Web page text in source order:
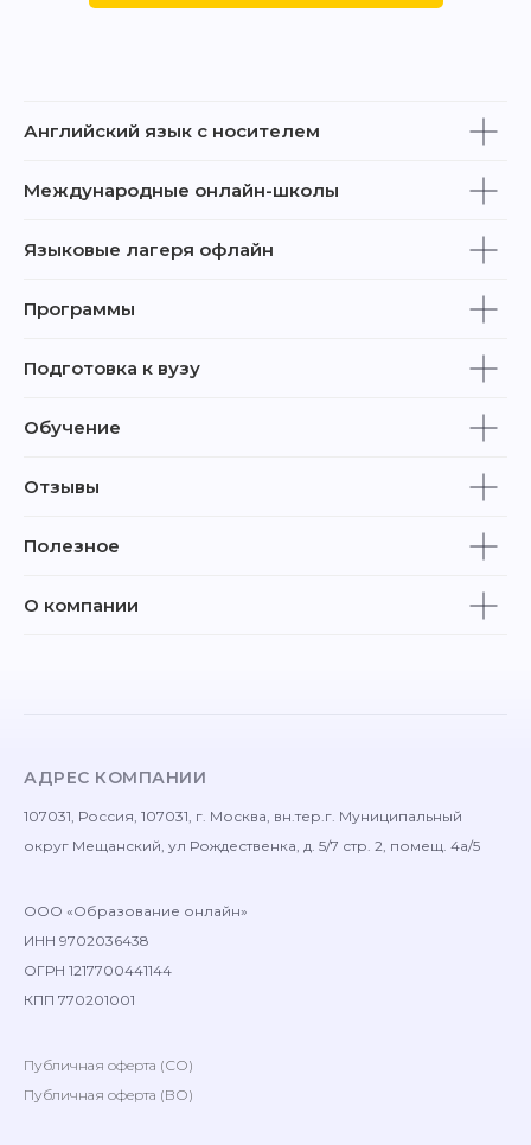
Английский язык с носителем
Международные онлайн-школы
Языковые лагеря офлайн
Программы
Подготовка к вузу
Обучение
Отзывы
Полезное
О компании
АДРЕС КОМПАНИИ
107031, Россия, 107031, г. Москва, вн.тер.г. Муниципальный
округ Мещанский, ул Рождественка, д. 5/7 стр. 2, помещ. 4а/5
ООО «Образование онлайн»
ИНН 9702036438
ОГРН 1217700441144
КПП 770201001
Публичная оферта (СО)
Публичная оферта (ВО)